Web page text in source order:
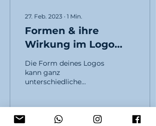
27. Feb. 2023 ∙ 1 Min.
Formen & ihre
Wirkung im Logo
Design
Die Form deines Logos
kann ganz
unterschiedliche
Unternehmen
freundlich oder ernst,